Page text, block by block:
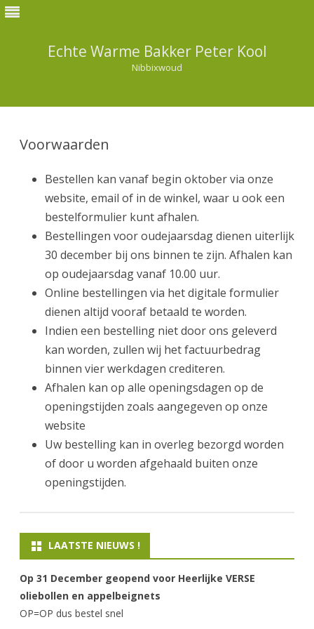
Echte Warme Bakker Peter Kool
Nibbixwoud
Voorwaarden
Bestellen kan vanaf begin oktober via onze
website, email of in de winkel, waar u ook een
bestelformulier kunt afhalen.
Bestellingen voor oudejaarsdag dienen uiterlijk
30 december bij ons binnen te zijn. Afhalen kan
op oudejaarsdag vanaf 10.00 uur.
Online bestellingen via het digitale formulier
dienen altijd vooraf betaald te worden.
Indien een bestelling niet door ons geleverd
kan worden, zullen wij het factuurbedrag
binnen vier werkdagen crediteren.
Afhalen kan op alle openingsdagen op de
openingstijden zoals aangegeven op onze
website
Uw bestelling kan in overleg bezorgd worden
of door u worden afgehaald buiten onze
openingstijden.
LAATSTE NIEUWS !
Op 31 December geopend voor Heerlijke VERSE
oliebollen en appelbeignets
OP=OP dus bestel snel